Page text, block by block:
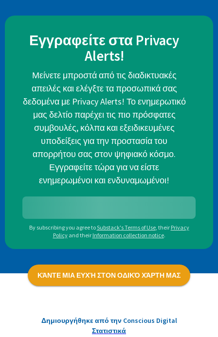
Εγγραφείτε στα Privacy
Alerts!
Μείνετε μπροστά από τις διαδικτυακές
απειλές και ελέγξτε τα προσωπικά σας
δεδομένα με Privacy Alerts! Το ενημερωτικό
μας δελτίο παρέχει τις πιο πρόσφατες
συμβουλές, κόλπα και εξειδικευμένες
υποδείξεις για την προστασία του
απορρήτου σας στον ψηφιακό κόσμο.
Εγγραφείτε τώρα για να είστε
ενημερωμένοι και ενδυναμωμένοι!
By subscribing you agree toSubstack's Terms of Use, their Privacy
Policy and their Information collection notice.
ΚΆΝΤΕ ΜΙΑ ΕΥΧΉ ΣΤΟΝ ΟΔΙΚΌ ΧΆΡΤΗ ΜΑΣ
Δημιουργήθηκε από την Conscious Digital
Στατιστικά